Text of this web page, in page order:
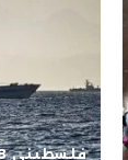
فلسطيني 48